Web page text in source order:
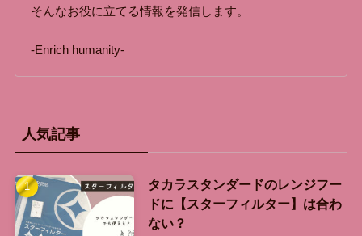
そんなお役に立てる情報を発信します。
-Enrich humanity-
人気記事
タカラスタンダードのレンジフー
ドに【スターフィルター】は合わ
ない？